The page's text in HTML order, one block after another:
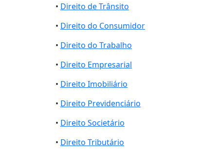
• Direito de Trânsito
• Direito do Consumidor
• Direito do Trabalho
• Direito Empresarial
• Direito Imobiliário
• Direito Previdenciário
• Direito Societário
• Direito Tributário